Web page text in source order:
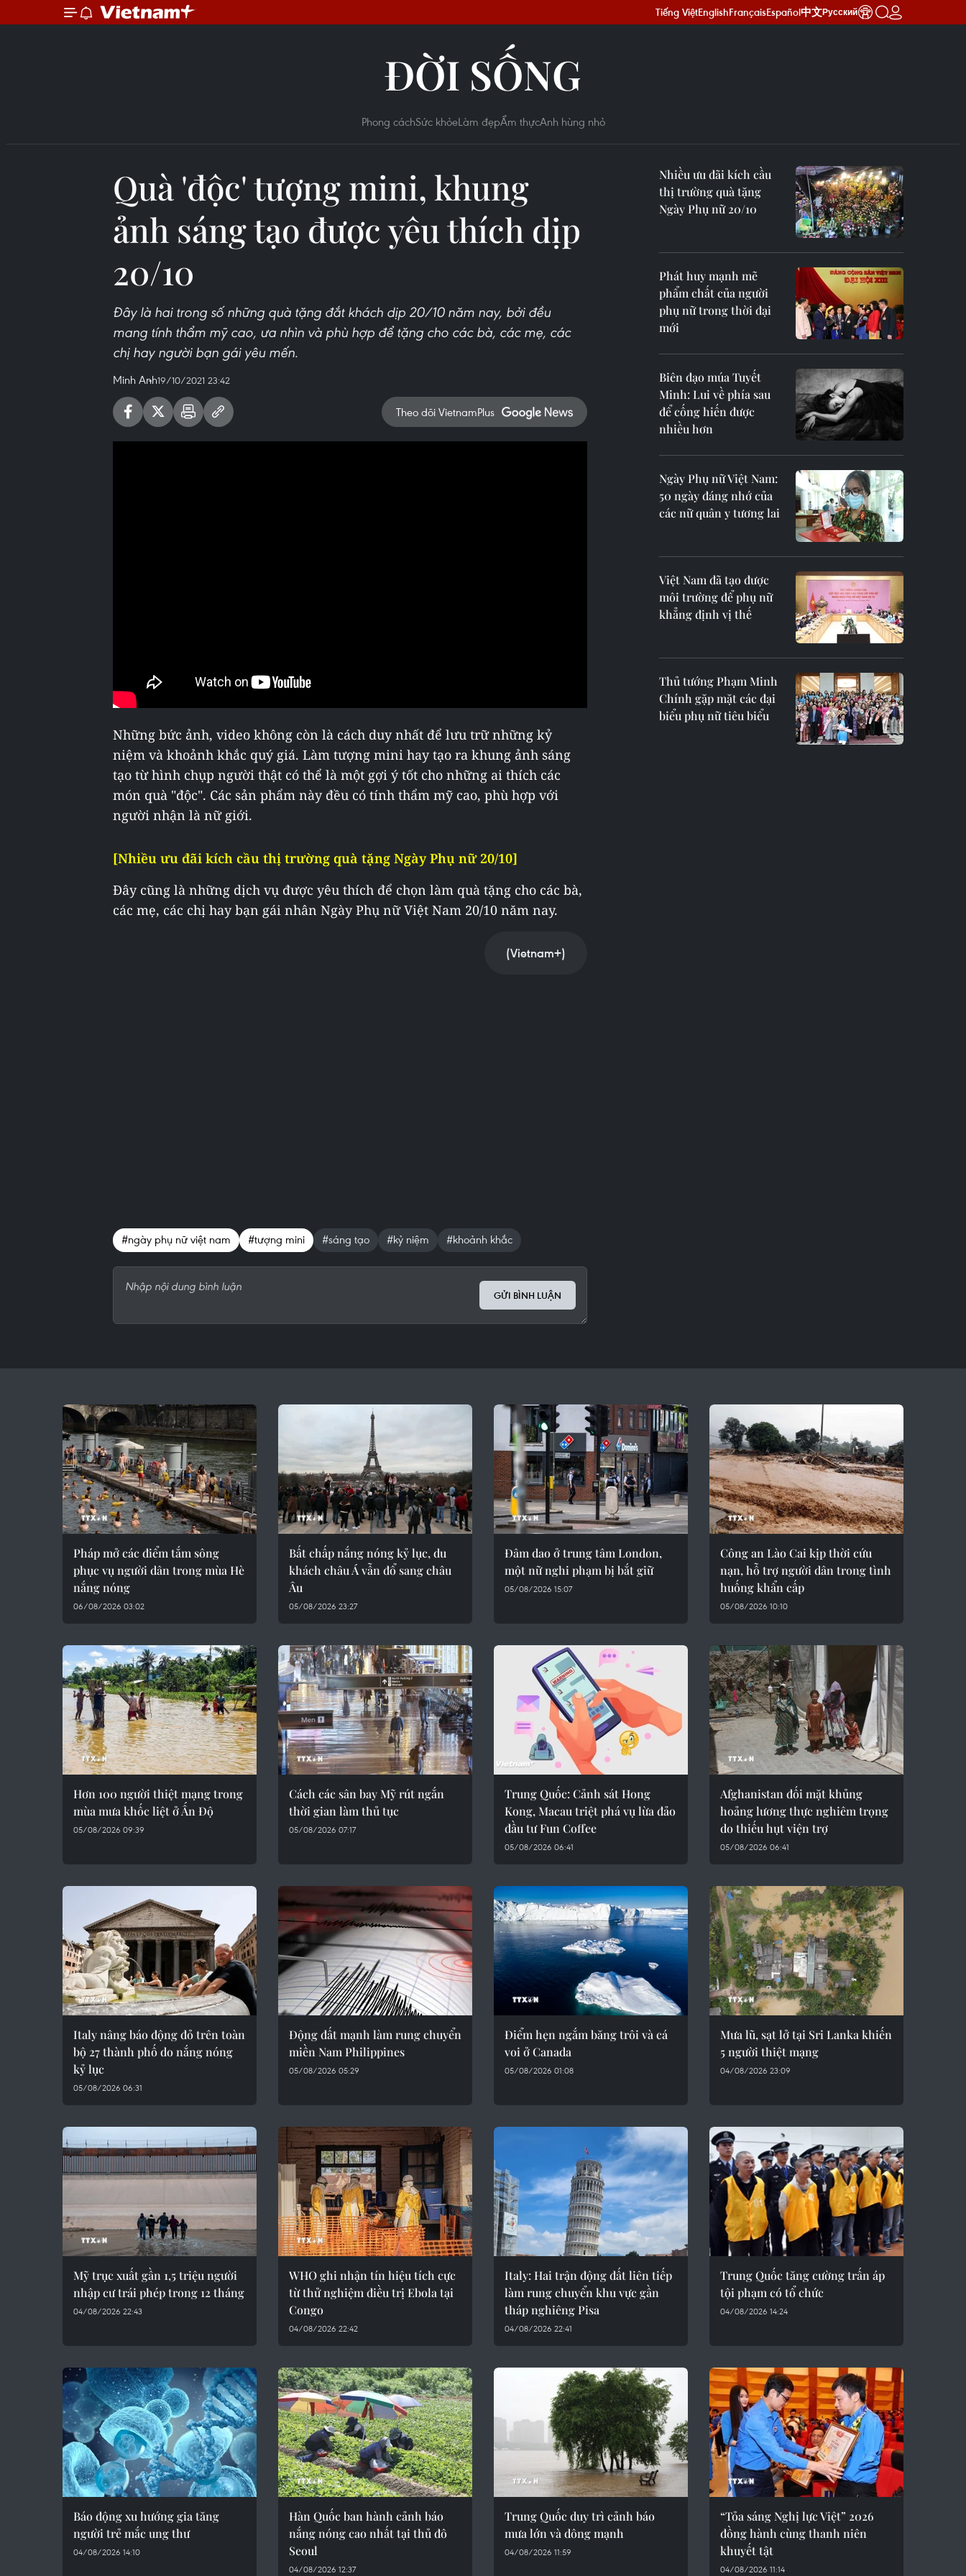
Tiếng ViệtEnglishFrançaisEspañol中文Русский
ĐỜI SỐNG
Phong cáchSức khỏeLàm đẹpẨm thựcAnh hùng nhỏ
Quà 'độc' tượng mini, khung
ảnh sáng tạo được yêu thích dịp
20/10
Đây là hai trong số những quà tặng đắt khách dịp 20/10 năm nay, bởi đều
mang tính thẩm mỹ cao, ưa nhìn và phù hợp để tặng cho các bà, các mẹ, các
chị hay người bạn gái yêu mến.
Minh Anh19/10/2021 23:42
Theo dõi VietnamPlus
Những bức ảnh, video không còn là cách duy nhất để lưu trữ những kỷ
niệm và khoảnh khắc quý giá. Làm tượng mini hay tạo ra khung ảnh sáng
tạo từ hình chụp người thật có thể là một gợi ý tốt cho những ai thích các
món quà "độc". Các sản phẩm này đều có tính thẩm mỹ cao, phù hợp với
người nhận là nữ giới.
[Nhiều ưu đãi kích cầu thị trường quà tặng Ngày Phụ nữ 20/10]
Đây cũng là những dịch vụ được yêu thích để chọn làm quà tặng cho các bà,
các mẹ, các chị hay bạn gái nhân Ngày Phụ nữ Việt Nam 20/10 năm nay.
(Vietnam+)
#ngày phụ nữ việt nam #tượng mini #sáng tạo #kỷ niệm #khoảnh khắc
GỬI BÌNH LUẬN
Nhiều ưu đãi kích cầu
thị trường quà tặng
Ngày Phụ nữ 20/10
Phát huy mạnh mẽ
phẩm chất của người
phụ nữ trong thời đại
mới
Biên đạo múa Tuyết
Minh: Lui về phía sau
để cống hiến được
nhiều hơn
Ngày Phụ nữ Việt Nam:
50 ngày đáng nhớ của
các nữ quân y tương lai
Việt Nam đã tạo được
môi trường để phụ nữ
khẳng định vị thế
Thủ tướng Phạm Minh
Chính gặp mặt các đại
biểu phụ nữ tiêu biểu
Pháp mở các điểm tắm sông
phục vụ người dân trong mùa Hè
nắng nóng
06/08/2026 03:02
Bất chấp nắng nóng kỷ lục, du
khách châu Á vẫn đổ sang châu
Âu
05/08/2026 23:27
Đâm dao ở trung tâm London,
một nữ nghi phạm bị bắt giữ
05/08/2026 15:07
Công an Lào Cai kịp thời cứu
nạn, hỗ trợ người dân trong tình
huống khẩn cấp
05/08/2026 10:10
Hơn 100 người thiệt mạng trong
mùa mưa khốc liệt ở Ấn Độ
05/08/2026 09:39
Cách các sân bay Mỹ rút ngắn
thời gian làm thủ tục
05/08/2026 07:17
Trung Quốc: Cảnh sát Hong
Kong, Macau triệt phá vụ lừa đảo
đầu tư Fun Coffee
05/08/2026 06:41
Afghanistan đối mặt khủng
hoảng lương thực nghiêm trọng
do thiếu hụt viện trợ
05/08/2026 06:41
Italy nâng báo động đỏ trên toàn
bộ 27 thành phố do nắng nóng
kỷ lục
05/08/2026 06:31
Động đất mạnh làm rung chuyển
miền Nam Philippines
05/08/2026 05:29
Điểm hẹn ngắm băng trôi và cá
voi ở Canada
05/08/2026 01:08
Mưa lũ, sạt lở tại Sri Lanka khiến
5 người thiệt mạng
04/08/2026 23:09
Mỹ trục xuất gần 1,5 triệu người
nhập cư trái phép trong 12 tháng
04/08/2026 22:43
WHO ghi nhận tín hiệu tích cực
từ thử nghiệm điều trị Ebola tại
Congo
04/08/2026 22:42
Italy: Hai trận động đất liên tiếp
làm rung chuyển khu vực gần
tháp nghiêng Pisa
04/08/2026 22:41
Trung Quốc tăng cường trấn áp
tội phạm có tổ chức
04/08/2026 14:24
Báo động xu hướng gia tăng
người trẻ mắc ung thư
04/08/2026 14:10
Hàn Quốc ban hành cảnh báo
nắng nóng cao nhất tại thủ đô
Seoul
04/08/2026 12:37
Trung Quốc duy trì cảnh báo
mưa lớn và dông mạnh
04/08/2026 11:59
“Tỏa sáng Nghị lực Việt” 2026
đồng hành cùng thanh niên
khuyết tật
04/08/2026 11:14